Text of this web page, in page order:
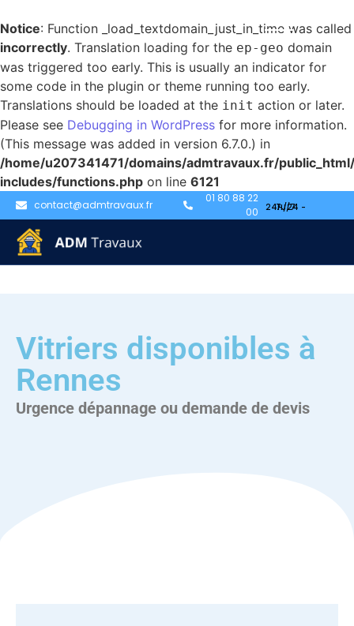
Notice: Function _load_textdomain_just_in_time was called
incorrectly. Translation loading for the ep-geo domain
was triggered too early. This is usually an indicator for
some code in the plugin or theme running too early.
Translations should be loaded at the init action or later.
Please see Debugging in WordPress for more information.
(This message was added in version 6.7.0.) in
/home/u207341471/domains/admtravaux.fr/
includes/functions.php on line 6121
contact@admtravaux.fr
01 80 88 22
00
Vitriers disponibles à
Rennes
Urgence dépannage ou demande de devis